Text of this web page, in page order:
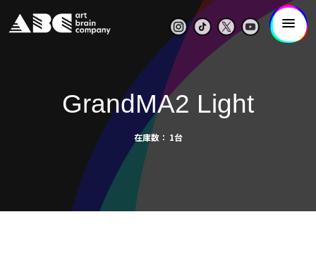
GrandMA2 Light
在庫数 1台